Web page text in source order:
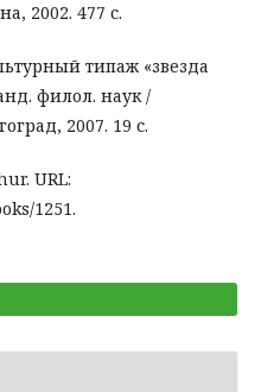
2002. 477 с.
типаж «звезда
филол. наук /
2007. 19 с.
URL:
1251.